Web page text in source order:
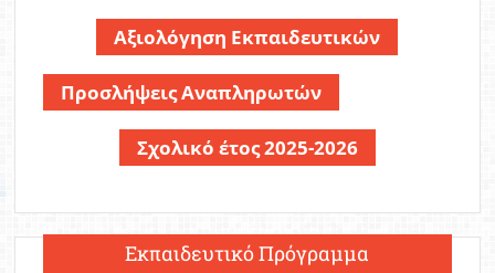
Αξιολόγηση Εκπαιδευτικών
Προσλήψεις Αναπληρωτών
Σχολικό έτος 2025-2026
Εκπαιδευτικό Πρόγραμμα